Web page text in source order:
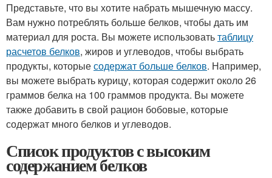
Представьте, что вы хотите набрать мышечную массу.
Вам нужно потреблять больше белков, чтобы дать им
материал для роста. Вы можете использоватьтаблицу
расчетов белков, жиров и углеводов, чтобы выбрать
продукты, которыесодержат больше белков. Например,
вы можете выбрать курицу, которая содержит около 26
граммов белка на 100 граммов продукта. Вы можете
также добавить в свой рацион бобовые, которые
содержат много белков и углеводов.
Список продуктов с высоким
содержанием белков